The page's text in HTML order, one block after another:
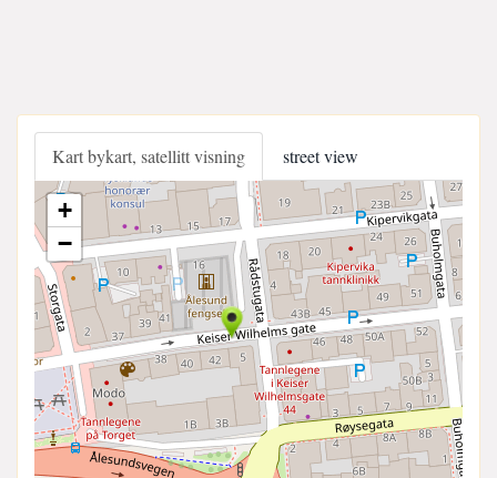
Kart bykart, satellitt visning street view
+
−